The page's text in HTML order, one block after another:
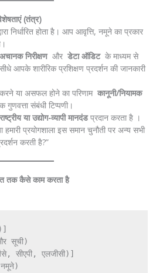
(तंत्र)
निर्धारित होता है। आप आवृत्ति, नमूने का प्रकार
अचानक निरीक्षणऔर डेटा ऑडिटके माध्यम से
आपके शारीरिक प्रशिक्षण प्रदर्शन की जानकारी
या असफल होने का परिणाम कानूनी/नियामक
संबंधी टिप्पणी।
या उद्योग-व्यापी मानदंडप्रदान करता है ।
प्रयोगशाला इस समान चुनौती पर अन्य सभी
करती है?”
तक कैसे काम करता है
सीएपी, एलजीसी)]